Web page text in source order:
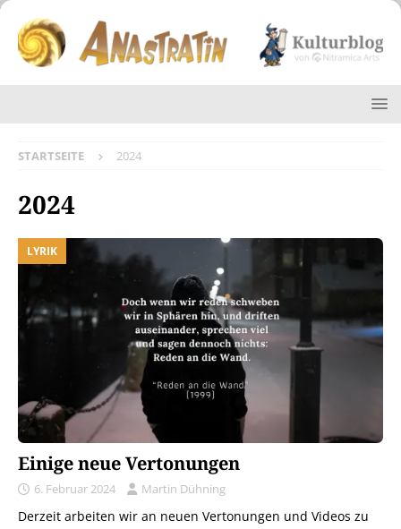
STARTSEITE 2024
2024
LYRIK
Einige neue Vertonungen
6. Februar 2024 Martin Dühning
Derzeit arbeiten wir an neuen Vertonungen und Videos zu